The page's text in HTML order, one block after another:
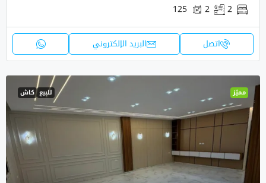
2
2
125
اتصل البريد الإلكتروني
مميّز للبيع كاش